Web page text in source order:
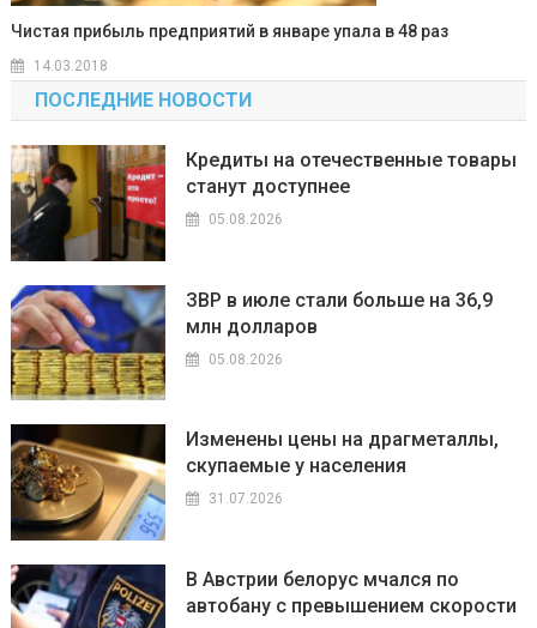
Чистая прибыль предприятий в январе упала в 48 раз
14.03.2018
ПОСЛЕДНИЕ НОВОСТИ
Кредиты на отечественные товары
станут доступнее
05.08.2026
ЗВР в июле стали больше на 36,9
млн долларов
05.08.2026
Изменены цены на драгметаллы,
скупаемые у населения
31.07.2026
В Австрии белорус мчался по
автобану с превышением скорости